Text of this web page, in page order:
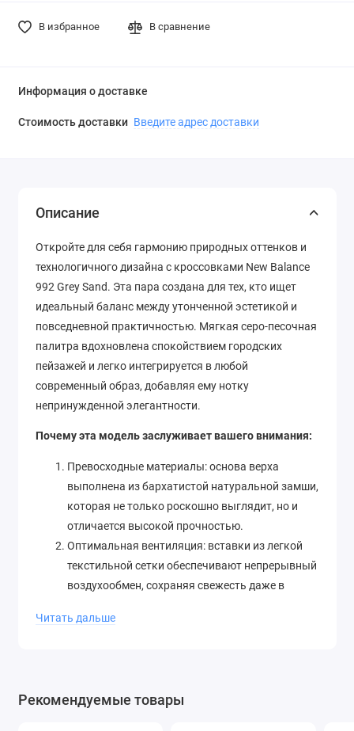
В избранное В сравнение
Информация о доставке
Стоимость доставки Введите адрес доставки
Описание
Откройте для себя гармонию природных оттенков и
технологичного дизайна с кроссовками New Balance
992 Grey Sand. Эта пара создана для тех, кто ищет
идеальный баланс между утонченной эстетикой и
повседневной практичностью. Мягкая серо-песочная
палитра вдохновлена спокойствием городских
пейзажей и легко интегрируется в любой
современный образ, добавляя ему нотку
непринужденной элегантности.
Почему эта модель заслуживает вашего внимания:
Превосходные материалы: основа верха
выполнена из бархатистой натуральной замши,
которая не только роскошно выглядит, но и
отличается высокой прочностью.
Оптимальная вентиляция: вставки из легкой
текстильной сетки обеспечивают непрерывный
воздухообмен, сохраняя свежесть даже в
Эталонная амортизация: массивная подошва с
Выверенная эргономика: плотная шнуровка и
Читать дальше
Рекомендуемые товары